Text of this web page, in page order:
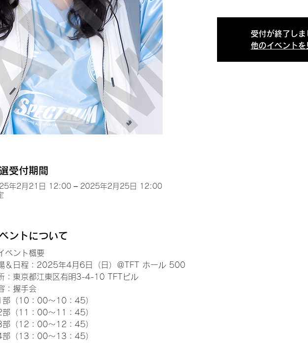
受付が終了しま
他のイベントを
受付期間
年2月21日 12:00 – 2025年2月25日 12:00
ントについて
ベント概要
＆日程：2025年4月6日（日）＠TFT ホール 500
：東京都江東区有明3-4-10 TFTビル
：握手会
部（10：00～10：45）
部（11：00～11：45）
部（12：00～12：45）
部（13：00～13：45）